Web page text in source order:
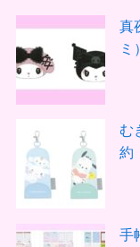
真
ミ
む
約
手